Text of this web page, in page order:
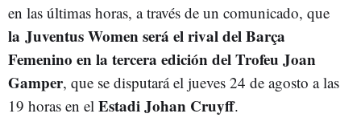
en las últimas horas, a través de un comunicado, que
la Juventus Women será el rival del Barça
Femenino en la tercera edición del Trofeu Joan
Gamper, que se disputará el jueves 24 de agosto a las
19 horas en el Estadi Johan Cruyff.